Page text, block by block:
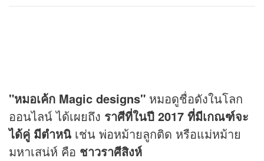
"หมอเค้ก Magic designs" หมอดูชื่อดังในโลก
ออนไลน์ ได้เผยถึง ราศีที่ในปี 2017 ที่มีเกณฑ์จะ
ได้คู่ มีตำหนิ เช่น พ่อหม้ายลูกติด หรือแม่หม้าย
มหาเสน่ห์ คือ ชาวราศีสิงห์